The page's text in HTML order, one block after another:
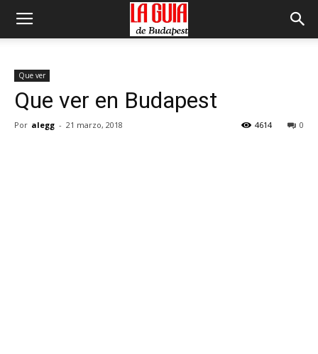
Que ver
Que ver en Budapest
Por alegg - 21 marzo, 2018 0
4614